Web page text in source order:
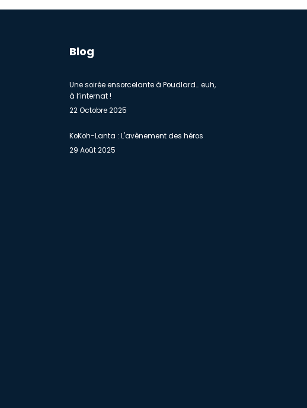
Blog
Une soirée ensorcelante à Poudlard… euh,
à l’internat !
22 Octobre 2025
KoKoh-Lanta : L'avènement des héros
29 Août 2025